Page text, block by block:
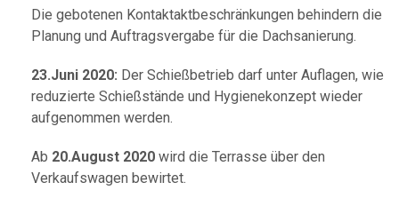
Die gebotenen Kontaktaktbeschränkungen behindern die
Planung und Auftragsvergabe für die Dachsanierung.
23.Juni 2020: Der Schießbetrieb darf unter Auflagen, wie
reduzierte Schießstände und Hygienekonzept wieder
aufgenommen werden.
Ab 20.August 2020 wird die Terrasse über den
Verkaufswagen bewirtet.